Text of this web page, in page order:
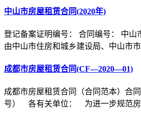
中山市房屋租赁合同(2020年)
登记备案证明编号： 合同编号： 中
由中山市住房和城乡建设局、中山市
成都市房屋租赁合同(CF—2020—01)
成都市房屋租赁合同（合同范本）合
号） 各有关单位： 为进一步规范房